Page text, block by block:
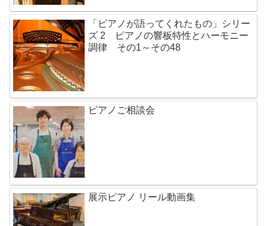
「ピアノが語ってくれたもの」シリー
ズ 2 ピアノの響板特性とハーモニー
調律 その1～その48
ピアノご相談会
展示ピアノ リール動画集